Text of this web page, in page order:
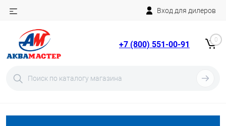
Вход для дилеров
+7 (800) 551-00-91 0